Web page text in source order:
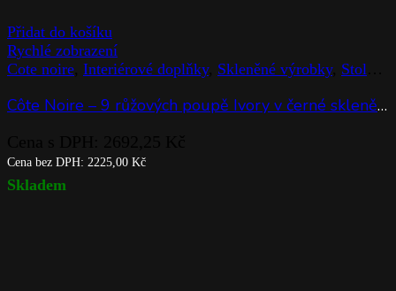
Přidat do košíku
Rychlé zobrazení
Cote noire Interiérové doplňky, Skleněné výrobky, Stolováni
Côte Noire – 9 růžových poupě Ivory v černé skleněné váze
Cena bez DPH: 2225,00 Kč
Skladem